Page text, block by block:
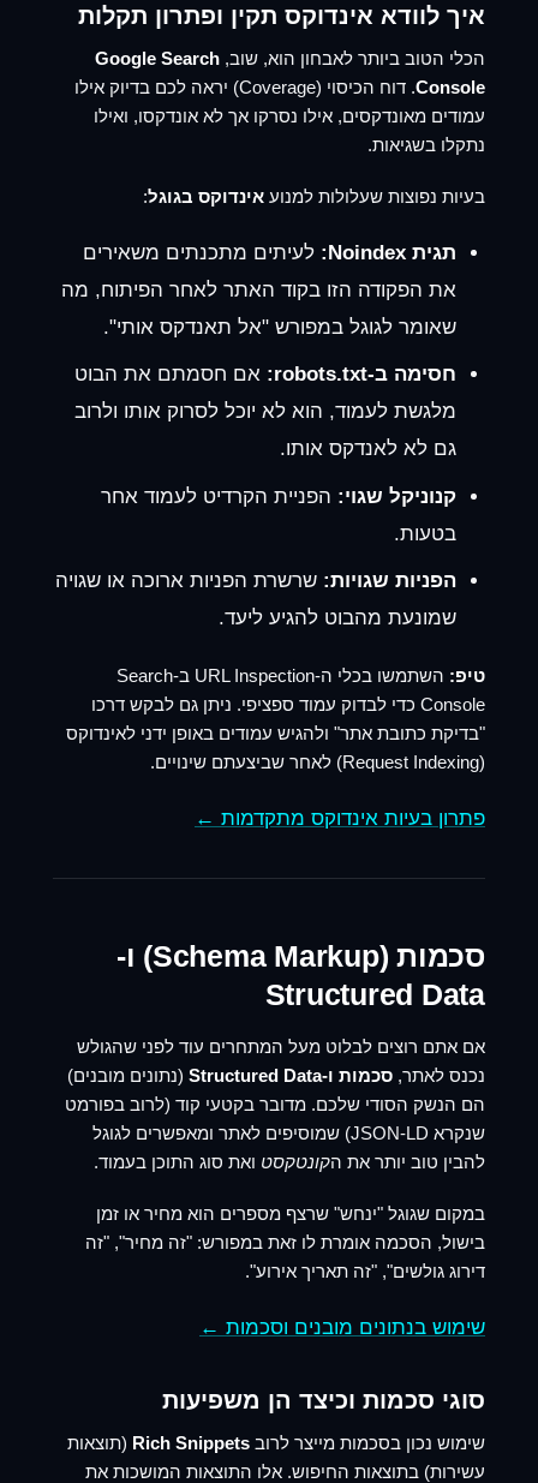
איך לוודא אינדוקס תקין ופתרון תקלות
הכלי הטוב ביותר לאבחון הוא, שוב, Google Search
Console
. דוח הכיסוי (Coverage) יראה לכם בדיוק אילו
עמודים מאונדקסים, אילו נסרקו אך לא אונדקסו, ואילו
נתקלו בשגיאות.
בעיות נפוצות שעלולות למנוע אינדוקס בגוגל:
תגית Noindex:
לעיתים מתכנתים משאירים
את הפקודה הזו בקוד האתר לאחר הפיתוח, מה
שאומר לגוגל במפורש "אל תאנדקס אותי".
חסימה ב-robots.txt:
אם חסמתם את הבוט
מלגשת לעמוד, הוא לא יוכל לסרוק אותו ולרוב
גם לא לאנדקס אותו.
קנוניקל שגוי: הפניית הקרדיט לעמוד אחר
בטעות.
הפניות שגויות: שרשרת הפניות ארוכה או שגויה
שמונעת מהבוט להגיע ליעד.
טיפ:
השתמשו בכלי ה-URL Inspection ב-Search
Console כדי לבדוק עמוד ספציפי. ניתן גם לבקש דרכו
"בדיקת כתובת אתר" ולהגיש עמודים באופן ידני לאינדוקס
(Request Indexing) לאחר שביצעתם שינויים.
פתרון בעיות אינדוקס מתקדמות ←
סכמות (Schema Markup) ו-
Structured Data
אם אתם רוצים לבלוט מעל המתחרים עוד לפני שהגולש
נכנס לאתר, סכמות ו-Structured Data
(נתונים מובנים)
הם הנשק הסודי שלכם. מדובר בקטעי קוד (לרוב בפורמט
שנקרא JSON-LD) שמוסיפים לאתר ומאפשרים לגוגל
להבין טוב יותר את הקונטקסט ואת סוג התוכן בעמוד.
במקום שגוגל "ינחש" שרצף מספרים הוא מחיר או זמן
בישול, הסכמה אומרת לו זאת במפורש: "זה מחיר", "זה
דירוג גולשים", "זה תאריך אירוע".
שימוש בנתונים מובנים וסכמות ←
סוגי סכמות וכיצד הן משפיעות
שימוש נכון בסכמות מייצר לרוב Rich Snippets (תוצאות
עשירות) בתוצאות החיפוש. אלו התוצאות המושכות את